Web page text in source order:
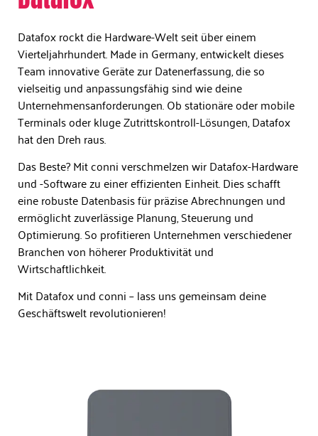
Datafox rockt die Hardware-Welt seit über einem
Vierteljahrhundert. Made in Germany, entwickelt dieses
Team innovative Geräte zur Datenerfassung, die so
vielseitig und anpassungsfähig sind wie deine
Unternehmensanforderungen. Ob stationäre oder mobile
Terminals oder kluge Zutrittskontroll-Lösungen, Datafox
hat den Dreh raus.
Das Beste? Mit conni verschmelzen wir Datafox-Hardware
und -Software zu einer effizienten Einheit. Dies schafft
eine robuste Datenbasis für präzise Abrechnungen und
ermöglicht zuverlässige Planung, Steuerung und
Optimierung. So profitieren Unternehmen verschiedener
Branchen von höherer Produktivität und
Wirtschaftlichkeit.
Mit Datafox und conni – lass uns gemeinsam deine
Geschäftswelt revolutionieren!